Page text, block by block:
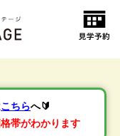
こちらへ🔰
帯がわかります